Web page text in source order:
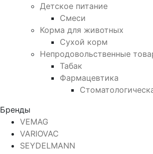
Детское питание
Смеси
Корма для животных
Сухой корм
Непродовольственные
Табак
Фармацевтика
Бренды
VEMAG
VARIOVAC
SEYDELMANN